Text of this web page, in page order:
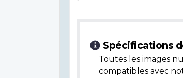
Spécifications
Toutes les images
compatibles avec